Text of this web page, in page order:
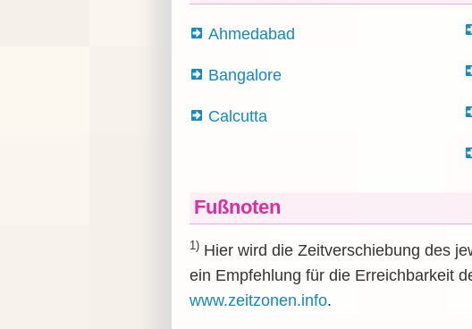
Ahmedabad
Bangalore
Calcutta
Fußnoten
1) Hier wird die Zeitverschiebung des
ein Empfehlung für die Erreichbarkeit
www.zeitzonen.info.